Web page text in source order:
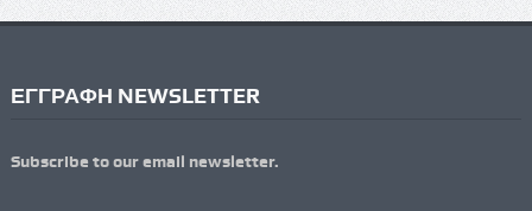
ΕΓΓΡΑΦΗ NEWSLETTER
Subscribe to our email newsletter.